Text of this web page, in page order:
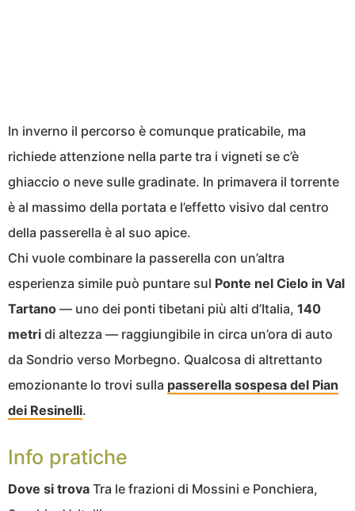
In inverno il percorso è comunque praticabile, ma
richiede attenzione nella parte tra i vigneti se c’è
ghiaccio o neve sulle gradinate. In primavera il torrente
è al massimo della portata e l’effetto visivo dal centro
della passerella è al suo apice.
Chi vuole combinare la passerella con un’altra
esperienza simile può puntare sul Ponte nel Cielo in Val
Tartano — uno dei ponti tibetani più alti d’Italia, 140
metri di altezza — raggiungibile in circa un’ora di auto
da Sondrio verso Morbegno. Qualcosa di altrettanto
emozionante lo trovi sulla passerella sospesa del Pian
dei Resinelli.
Info pratiche
Dove si trova Tra le frazioni di Mossini e Ponchiera,